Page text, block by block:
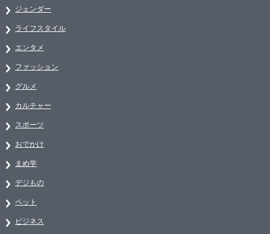
ジェンダー
ライフスタイル
エンタメ
ファッション
グルメ
カルチャー
スポーツ
おでかけ
まめ学
デジもの
ペット
ビジネス